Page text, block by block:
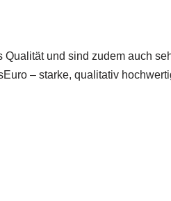
und sind zudem auch
– starke, qualitativ